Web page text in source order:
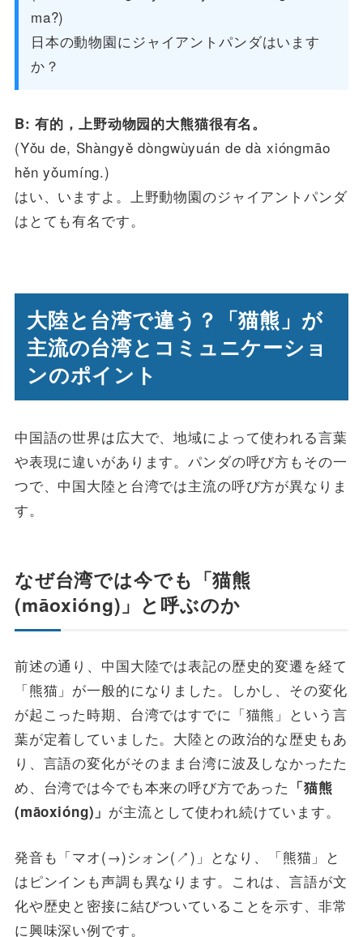
ma?)
日本の動物園にジャイアントパンダはいます
か？
B: 有的，上野动物园的大熊猫很有名。
(Yǒu de, Shàngyě dòngwùyuán de dà xióngmāo
hěn yǒumíng.)
はい、いますよ。上野動物園のジャイアントパンダ
はとても有名です。
大陸と台湾で違う？「猫熊」が
主流の台湾とコミュニケーショ
ンのポイント
中国語の世界は広大で、地域によって使われる言葉
や表現に違いがあります。パンダの呼び方もその一
つで、中国大陸と台湾では主流の呼び方が異なりま
す。
なぜ台湾では今でも「猫熊
(māoxióng)」と呼ぶのか
前述の通り、中国大陸では表記の歴史的変遷を経て
「熊猫」が一般的になりました。しかし、その変化
が起こった時期、台湾ではすでに「猫熊」という言
葉が定着していました。大陸との政治的な歴史もあ
り、言語の変化がそのまま台湾に波及しなかったた
め、台湾では今でも本来の呼び方であった 「猫熊
(māoxióng)」 が主流として使われ続けています。
発音も「マオ(→)シォン(↗︎)」となり、「熊猫」と
はピンインも声調も異なります。これは、言語が文
化や歴史と密接に結びついていることを示す、非常
に興味深い例です。